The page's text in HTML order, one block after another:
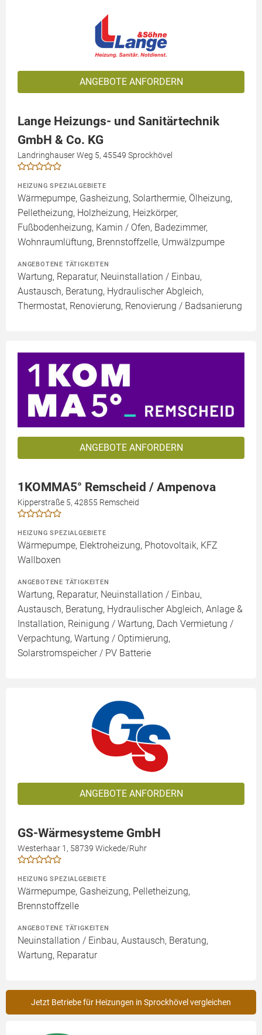
ANGEBOTE ANFORDERN
Lange Heizungs- und Sanitärtechnik
GmbH & Co. KG
Landringhauser Weg 5, 45549 Sprockhövel
HEIZUNG SPEZIALGEBIETE
Wärmepumpe, Gasheizung, Solarthermie, Ölheizung,
Pelletheizung, Holzheizung, Heizkörper,
Fußbodenheizung, Kamin / Ofen, Badezimmer,
Wohnraumlüftung, Brennstoffzelle, Umwälzpumpe
ANGEBOTENE TÄTIGKEITEN
Wartung, Reparatur, Neuinstallation / Einbau,
Austausch, Beratung, Hydraulischer Abgleich,
Thermostat, Renovierung, Renovierung / Badsanierung
ANGEBOTE ANFORDERN
1KOMMA5° Remscheid / Ampenova
Kipperstraße 5, 42855 Remscheid
HEIZUNG SPEZIALGEBIETE
Wärmepumpe, Elektroheizung, Photovoltaik, KFZ
Wallboxen
ANGEBOTENE TÄTIGKEITEN
Wartung, Reparatur, Neuinstallation / Einbau,
Austausch, Beratung, Hydraulischer Abgleich, Anlage &
Installation, Reinigung / Wartung, Dach Vermietung /
Verpachtung, Wartung / Optimierung,
Solarstromspeicher / PV Batterie
ANGEBOTE ANFORDERN
GS-Wärmesysteme GmbH
Westerhaar 1, 58739 Wickede/Ruhr
HEIZUNG SPEZIALGEBIETE
Wärmepumpe, Gasheizung, Pelletheizung,
Brennstoffzelle
ANGEBOTENE TÄTIGKEITEN
Neuinstallation / Einbau, Austausch, Beratung,
Wartung, Reparatur
Jetzt Betriebe für Heizungen in Sprockhövel vergleichen